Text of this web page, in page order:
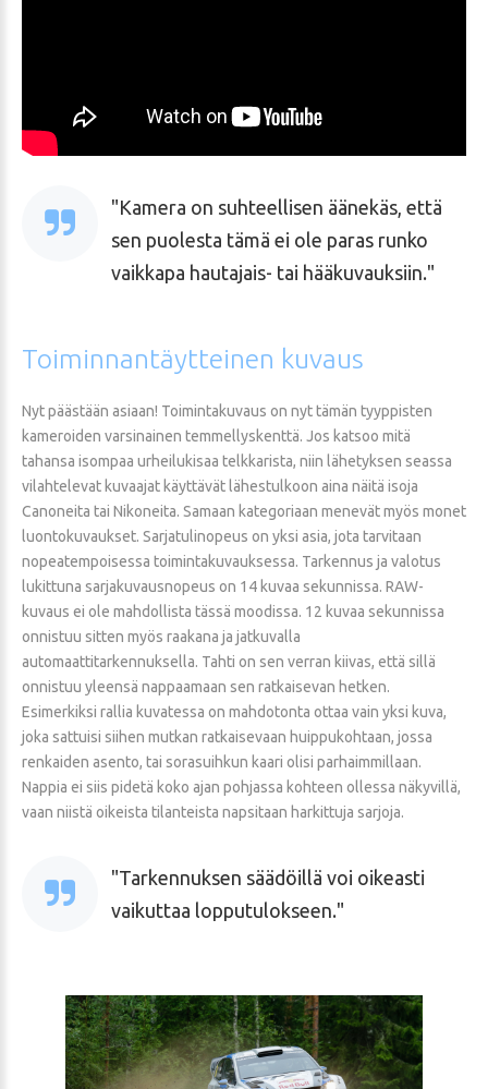
Kamera on suhteellisen äänekäs, että
sen puolesta tämä ei ole paras runko
vaikkapa hautajais- tai hääkuvauksiin.
Toiminnantäytteinen kuvaus
Nyt päästään asiaan! Toimintakuvaus on nyt tämän tyyppisten
kameroiden varsinainen temmellyskenttä. Jos katsoo mitä
tahansa isompaa urheilukisaa telkkarista, niin lähetyksen seassa
vilahtelevat kuvaajat käyttävät lähestulkoon aina näitä isoja
Canoneita tai Nikoneita. Samaan kategoriaan menevät myös monet
luontokuvaukset. Sarjatulinopeus on yksi asia, jota tarvitaan
nopeatempoisessa toimintakuvauksessa. Tarkennus ja valotus
lukittuna sarjakuvausnopeus on 14 kuvaa sekunnissa. RAW-
kuvaus ei ole mahdollista tässä moodissa. 12 kuvaa sekunnissa
onnistuu sitten myös raakana ja jatkuvalla
automaattitarkennuksella. Tahti on sen verran kiivas, että sillä
onnistuu yleensä nappaamaan sen ratkaisevan hetken.
Esimerkiksi rallia kuvatessa on mahdotonta ottaa vain yksi kuva,
joka sattuisi siihen mutkan ratkaisevaan huippukohtaan, jossa
renkaiden asento, tai sorasuihkun kaari olisi parhaimmillaan.
Nappia ei siis pidetä koko ajan pohjassa kohteen ollessa näkyvillä,
vaan niistä oikeista tilanteista napsitaan harkittuja sarjoja.
Tarkennuksen säädöillä voi oikeasti
vaikuttaa lopputulokseen.